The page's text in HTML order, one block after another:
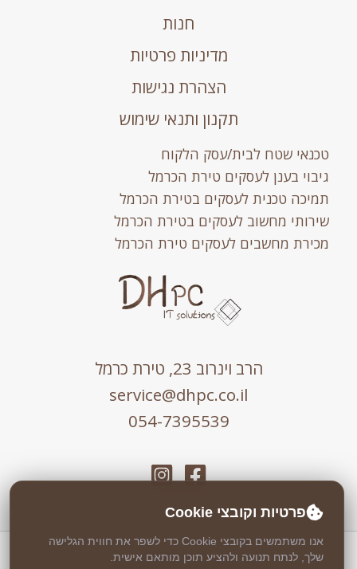
חנות
מדיניות פרטיות
הצהרת נגישות
תקנון ותנאי שימוש
טכנאי שטח לבית/עסק הלקוח
גיבוי בענן לעסקים טירת הכרמל
תמיכה טכנית לעסקים בטירת הכרמל
שירותי מחשוב לעסקים בטירת הכרמל
מכירת מחשבים לעסקים טירת הכרמל
הרב וינרוב 23, טירת כרמל
service@dhpc.co.il
054-7395539
כל הזכויות שמורות © 2026 DHPC
פרטיות וקובצי Cookie
אנו משתמשים בקובצי Cookie כדי לשפר את חווית הגלישה
שלך, לנתח תנועה ולהציע תוכן מותאם אישית.